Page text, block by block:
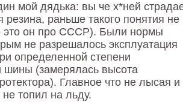
мой дядька: вы че х*ней
резина, раньше такого понятия не
это он про СССР). Были нормы
не разрешалось эксплуатация
определенной степени
шины (замерялась высота
Главное что не лысая и
топил на льду.